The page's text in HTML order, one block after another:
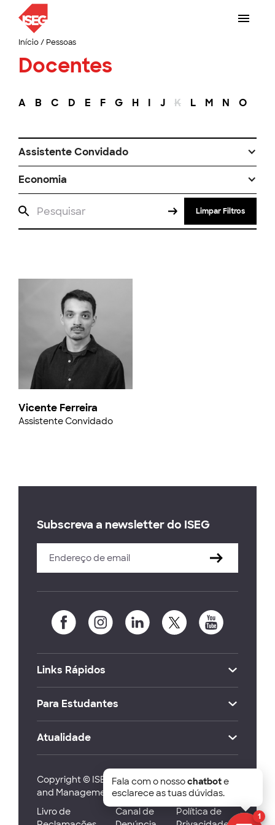
Início/ Pessoas
Docentes
A B C D E F G H I J K L M N O
Assistente Convidado
Economia
Limpar Filtros
Vicente Ferreira
Assistente Convidado
Subscreva a newsletter do ISEG
Links Rápidos
Para Estudantes
Atualidade
Copyright © ISEG Lisbon School of Economics
and Management 2026
Livro de
Canal de
Política de
1
Fala com o nossochatbote
esclarece as tuas dúvidas.